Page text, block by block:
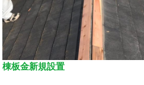
棟板金新規設置